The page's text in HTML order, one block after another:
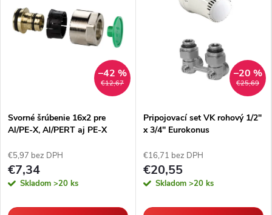
€12,67
–42 %
Svorné šrúbenie 16x2 pre
Al/PE-X, Al/PERT aj PE-X
€5,97 bez DPH
€7,34
Skladom >20 ks
€25,69
–20 %
Pripojovací set VK rohový 1/2"
x 3/4" Eurokonus
€16,71 bez DPH
€20,55
Skladom >20 ks